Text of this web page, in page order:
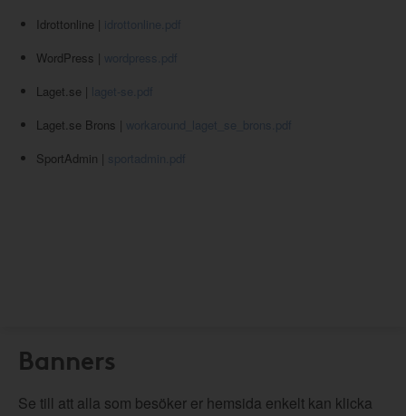
Idrottonline | idrottonline.pdf
WordPress | wordpress.pdf
Laget.se |
laget-se.pdf
Laget.se Brons | workaround_laget_se_brons.pdf
SportAdmin |
sportadmin.pdf
Banners
Se till att alla som besöker er hemsida enkelt kan klicka